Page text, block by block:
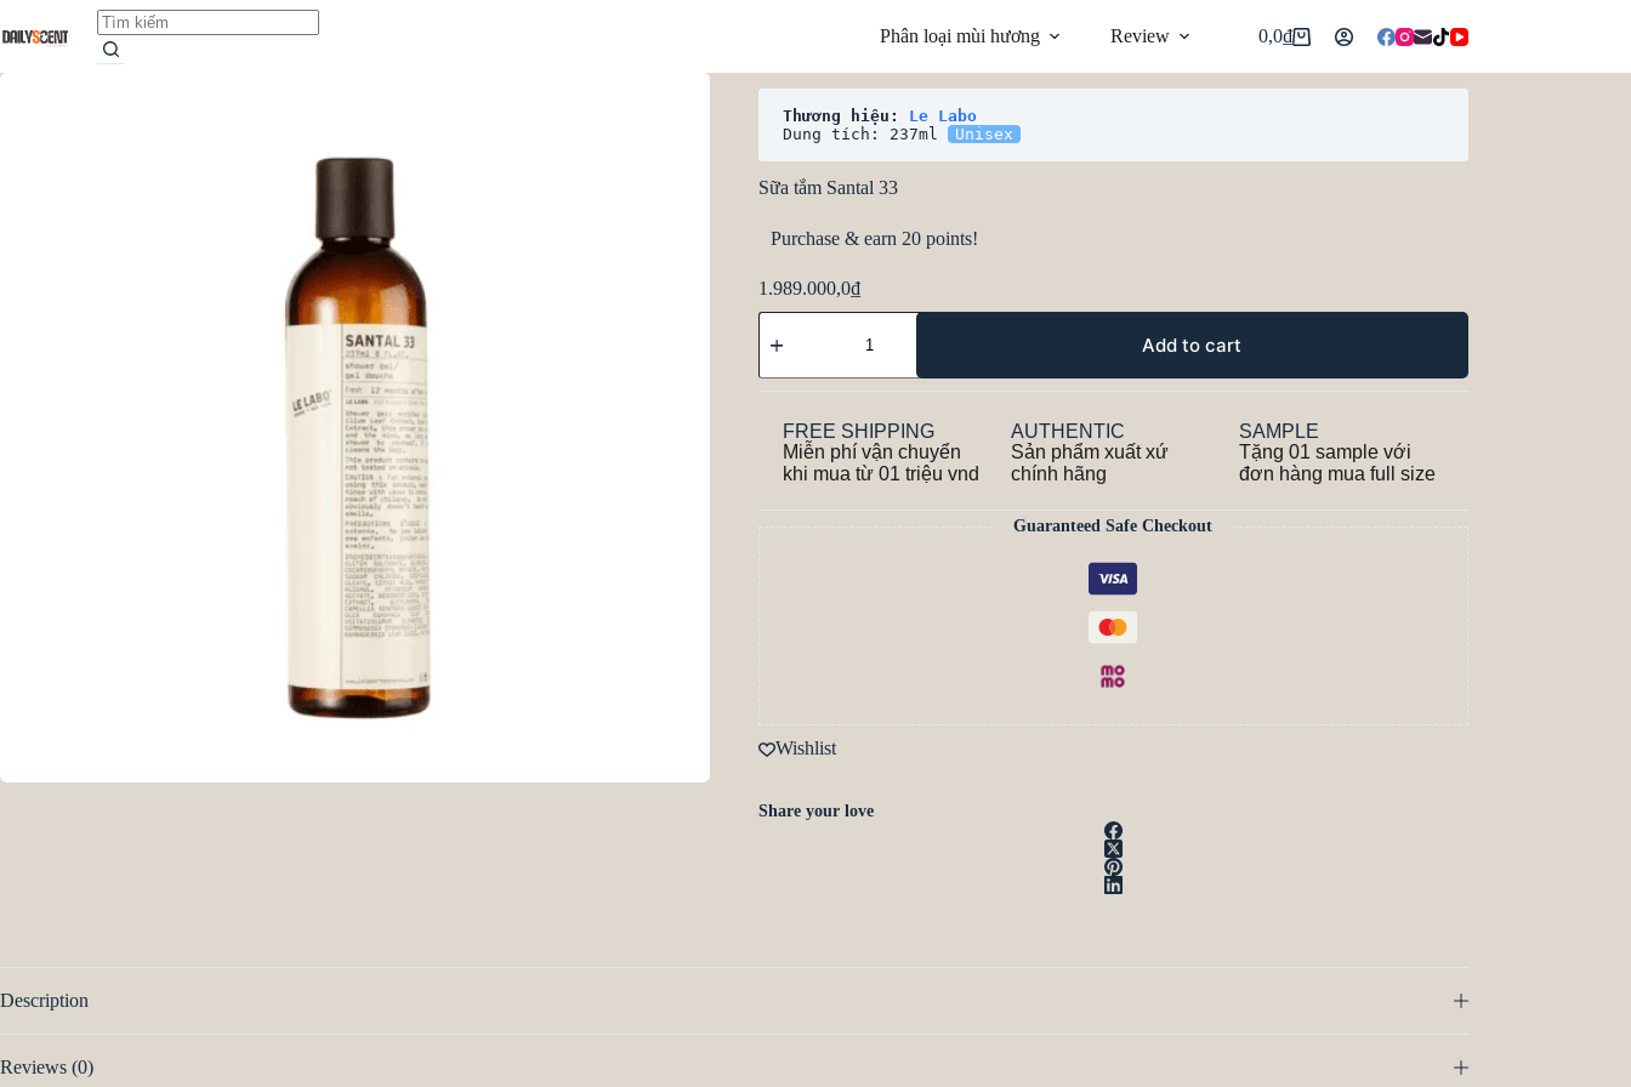
Phân loại mùi hương Review 0,0₫
Thương hiệu: Le Labo
Dung tích: 237ml
Unisex
Sữa tắm Santal 33
Purchase & earn 20 points!
1.989.000,0₫
Add to cart
FREE SHIPPING
Miễn phí vận chuyển
khi mua từ 01 triệu vnd
AUTHENTIC
Sản phẩm xuất xứ
chính hãng
SAMPLE
Tặng 01 sample với
đơn hàng mua full size
Guaranteed Safe Checkout
Wishlist
Share your love
Description
Reviews (0)